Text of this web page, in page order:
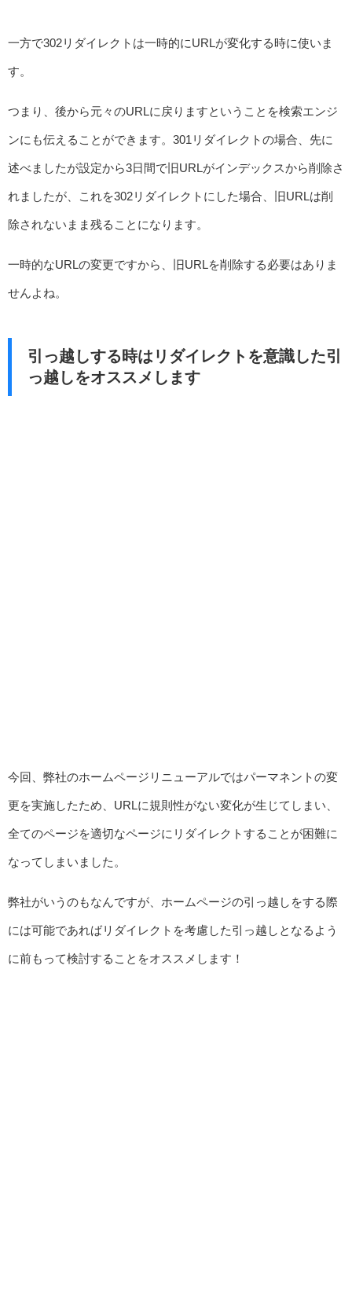
一方で302リダイレクトは一時的にURLが変化する時に使いま
す。
つまり、後から元々のURLに戻りますということを検索エンジ
ンにも伝えることができます。301リダイレクトの場合、先に
述べましたが設定から3日間で旧URLがインデックスから削除さ
れましたが、これを302リダイレクトにした場合、旧URLは削
除されないまま残ることになります。
一時的なURLの変更ですから、旧URLを削除する必要はありま
せんよね。
引っ越しする時はリダイレクトを意識した引
っ越しをオススメします
今回、弊社のホームページリニューアルではパーマネントの変
更を実施したため、URLに規則性がない変化が生じてしまい、
全てのページを適切なページにリダイレクトすることが困難に
なってしまいました。
弊社がいうのもなんですが、ホームページの引っ越しをする際
には可能であればリダイレクトを考慮した引っ越しとなるよう
に前もって検討することをオススメします！